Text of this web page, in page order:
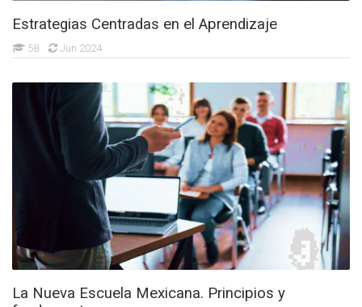
Estrategias Centradas en el Aprendizaje
58 Jun 2024
La Nueva Escuela Mexicana. Principios y